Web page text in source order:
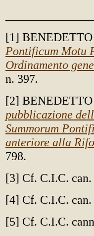
[1]
Pontificum Motu
Ordinamento
n. 397.
[2]
pubblicazione
Summorum
anteriore alla
798.
[3] Cf. C.I.C. can.
[4] Cf. C.I.C. can.
[5] Cf. C.I.C.